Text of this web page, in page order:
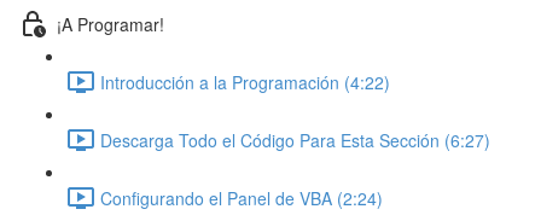
¡A Programar!
Introducción a la Programación (4:22)
Descarga Todo el Código Para Esta Sección (6:27)
Configurando el Panel de VBA (2:24)